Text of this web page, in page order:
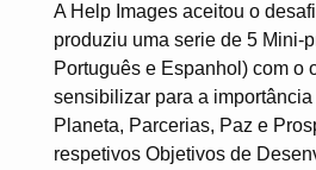
A Help Images aceitou o
produziu uma serie de 5 Mini-
Português e Espanhol) com o
sensibilizar para a
Planeta, Parcerias, Paz e
respetivos Objetivos de